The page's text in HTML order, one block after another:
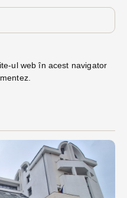
ul web în acest navigator